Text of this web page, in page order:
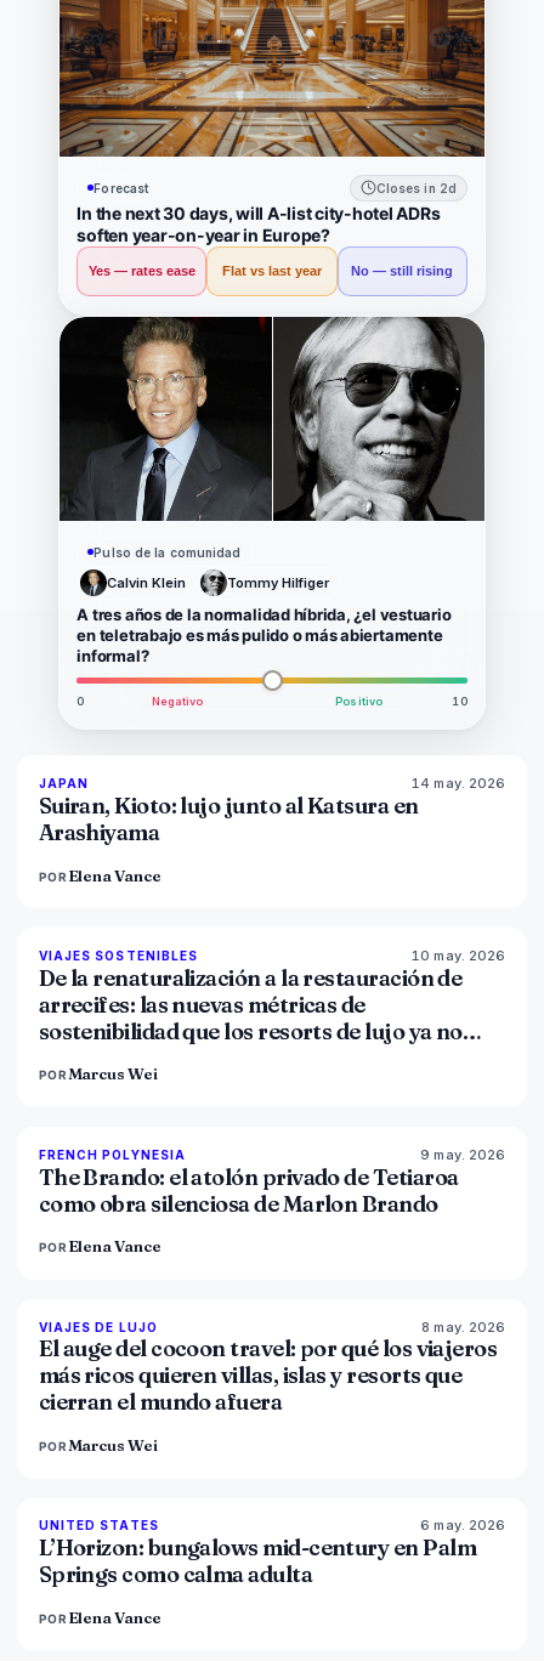
Forecast Closes in 2d
In the next 30 days, will A-list city-hotel ADRs
soften year-on-year in Europe?
Yes — rates ease Flat vs last year No — still rising
Pulso de la comunidad
Calvin Klein Tommy Hilfiger
A tres años de la normalidad híbrida, ¿el vestuario
en teletrabajo es más pulido o más abiertamente
informal?
0 Negativo Positivo 10
93% 44
JAPAN 14 may. 2026
Suiran, Kioto: lujo junto al Katsura en
Arashiyama
POR Elena Vance
86% 81
VIAJES SOSTENIBLES 10 may. 2026
De la renaturalización a la restauración de
arrecifes: las nuevas métricas de
sostenibilidad que los resorts de lujo ya no
PORMarcus Wei
96 % 51
FRENCH POLYNESIA 9 may. 2026
The Brando: el atolón privado de Tetiaroa
como obra silenciosa de Marlon Brando
POR Elena Vance
82% 81
VIAJES DE LUJO 8 may. 2026
El auge del cocoon travel: por qué los viajeros
más ricos quieren villas, islas y resorts que
cierran el mundo afuera
POR Marcus Wei
92% 68
UNITED STATES 6 may. 2026
L’Horizon: bungalows mid-century en Palm
Springs como calma adulta
POR Elena Vance